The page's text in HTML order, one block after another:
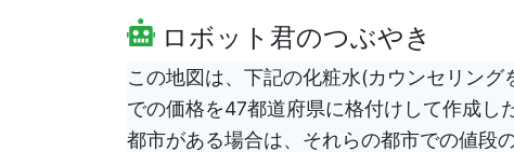
ロボット君のつぶやき
この地図は、下記の化粧水(カウンセリン
での価格を47都道府県に格付けして作成し
都市がある場合は、それらの都市での値段